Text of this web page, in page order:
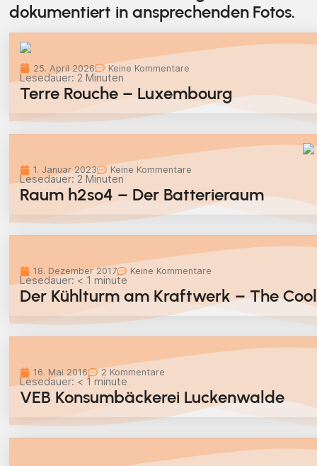
dokumentiert in ansprechenden Fotos.
25. April 2026 Keine Kommentare
Lesedauer: 2 Minuten
Terre Rouche – Luxembourg
1. Januar 2023 Keine Kommentare
Lesedauer: 2 Minuten
Raum h2so4 – Der Batterieraum
18. Dezember 2017 Keine Kommentare
Lesedauer: < 1 minute
Der Kühlturm am Kraftwerk – The
16. Mai 2016 2 Kommentare
Lesedauer: < 1 minute
VEB Konsumbäckerei Luckenwalde